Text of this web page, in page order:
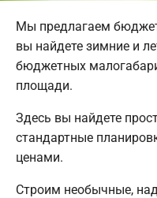
Мы предлагаем
вы найдете зимние и
бюджетных
площади.
Здесь вы найдете
стандартные
ценами.
Строим необычные,